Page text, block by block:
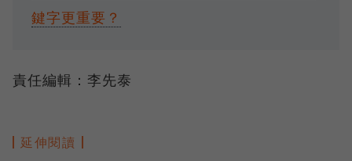
鍵字更重要？
責任編輯：李先泰
延伸閱讀